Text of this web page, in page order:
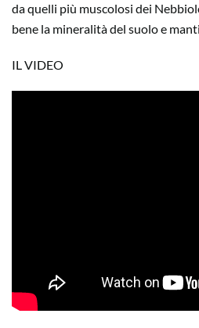
da quelli più muscolosi dei
bene la mineralità del suolo e
IL VIDEO